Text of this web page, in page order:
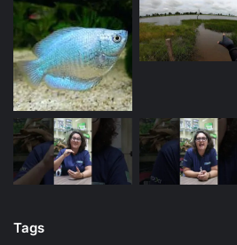
Tags